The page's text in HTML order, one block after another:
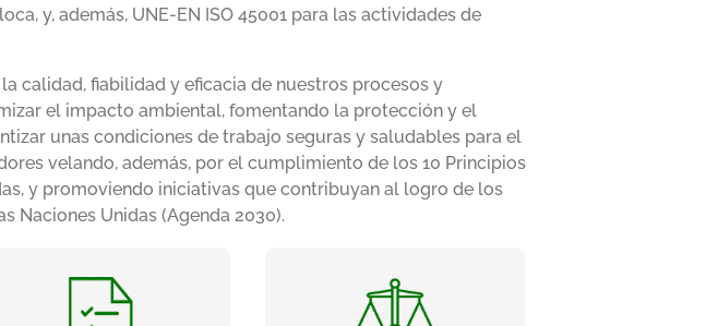
y, además, UNE-EN ISO 45001 para las actividades de
calidad, fiabilidad y eficacia de nuestros procesos y
el impacto ambiental, fomentando la protección y el
unas condiciones de trabajo seguras y saludables para el
velando, además, por el cumplimiento de los 10 Principios
y promoviendo iniciativas que contribuyan al logro de los
Naciones Unidas (Agenda 2030).
Requisitos Mejoras